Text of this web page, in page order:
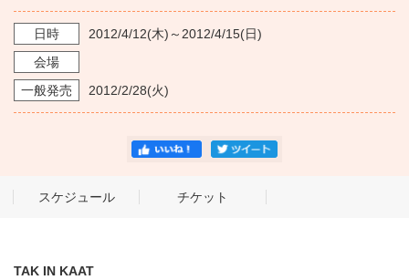
・ レストラン/カフェ
日時 2012/4/12(木)～ 2012/4/15(日)
会場
一般発売
2012/2/28(火)
スケジュール チケット
TAK IN KAAT